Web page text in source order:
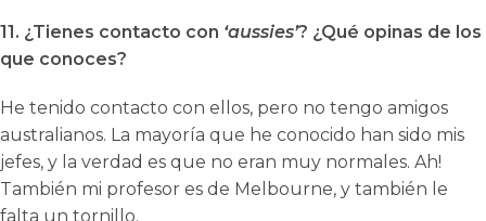
11. ¿Tienes contacto con ‘aussies’? ¿Qué opinas de los
que conoces?
He tenido contacto con ellos, pero no tengo amigos
australianos. La mayoría que he conocido han sido mis
jefes, y la verdad es que no eran muy normales. Ah!
También mi profesor es de Melbourne, y también le
falta un tornillo.